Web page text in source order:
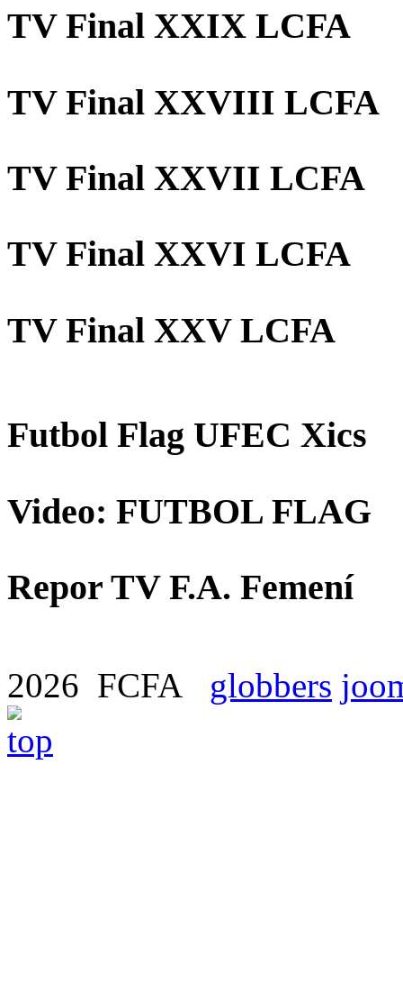
TV Final XXIX LCFA
TV Final XXVIII LCFA
TV Final XXVII LCFA
TV Final XXVI LCFA
TV Final XXV LCFA
Futbol Flag UFEC Xics
Video: FUTBOL FLAG
Repor TV F.A. Femení
2026 FCFA globbers